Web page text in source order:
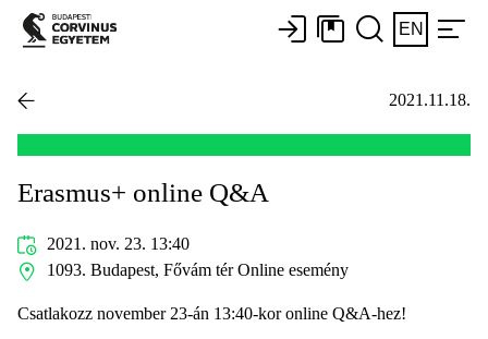
EN
2021.11.18.
Erasmus+ online Q&A
2021. nov. 23. 13:40
1093. Budapest, Fővám tér Online esemény
Csatlakozz november 23-án 13:40-kor online Q&A-hez!